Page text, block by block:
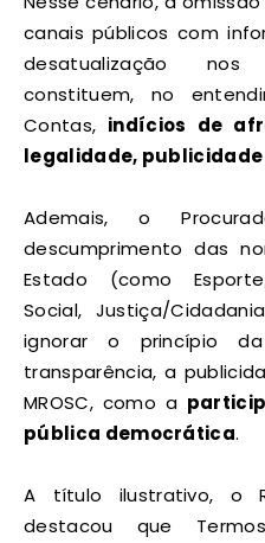
canais públicos com
desatualização nos
constituem, no
Contas, indícios de
legalidade,
Ademais, o
descumprimento das
Estado (como
Social, Justiça/
ignorar o princípio
transparência, a
MROSC, como a
pública democrática.
A título ilustrativo, o
destacou que